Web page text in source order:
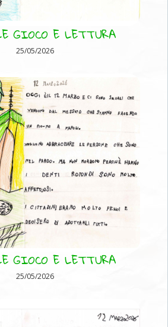
GIOCO E LETTURA
25/05/2026
GIOCO E LETTURA
25/05/2026